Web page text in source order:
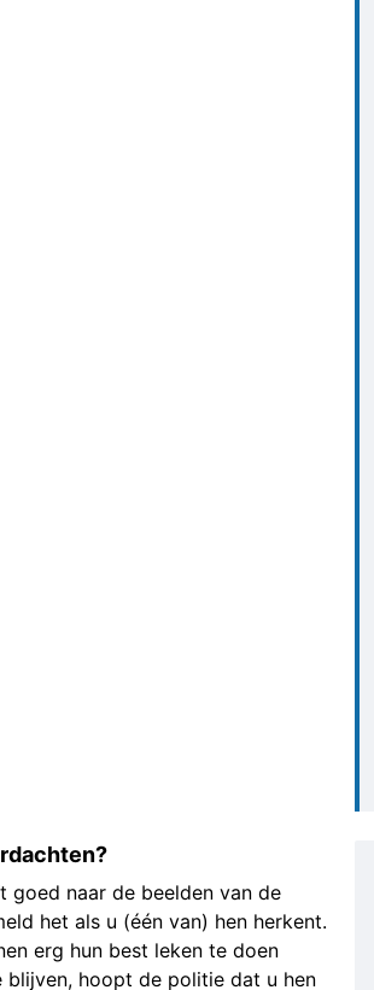
goed naar de beelden van de
het als u (één van) hen herkent.
erg hun best leken te doen
blijven, hoopt de politie dat u hen